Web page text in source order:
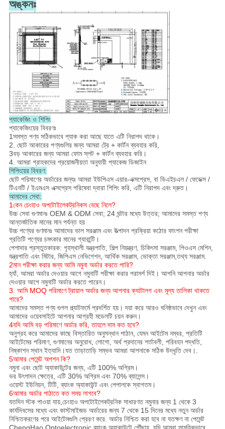
অঙ্কনঃ
প্যাকেজিং ও শিপিং
প্যাকেজিংয়ের বিবরণঃ
1সমস্ত পণ্য সঠিকভাবে প্যাক করা আছে যাতে এটি নিরাপদ থাকে।
2. ছোট আকারের পণ্যগুলির জন্য আমরা ট্রে + কার্টন ব্যবহার করি,
3বড় আকারের জন্য আমরা ফোম স্লট + কার্টন ব্যবহার করি।
4. আমরা গ্রাহকদের প্রয়োজনীয়তা অনুযায়ী প্যাকেজ ডিজাইন
শিপিংয়ের বিবরণ:
ছোট পরিমাণের অর্ডারের জন্যঃ আমরা ইউপিএস এয়ার-এক্সপ্রেস, বা ডিএইচএল / ফেডেক্স /
টিএনটি / ইএমএস এক্সপ্রেস পরিষেবা দ্বারা শিপিং করি, এটি নিরাপদ এবং দ্রুত।
আমাদের সেবা:
1কেন চেংহাও অপটোইলেকট্রনিকস বেছে নিলে?
উচ্চ সেবা গুণমানঃ OEM & ODM সেবা; 24 ঘন্টার মধ্যে উত্তর; আমাদের সমস্ত পণ্য
আন্তর্জাতিক মানের মান পর্যন্ত হয়
উচ্চ পণ্যের গুণমানঃ আমাদের ভাল সরঞ্জাম এবং উত্পাদন প্রক্রিয়া কঠোর ফাংশন পরীক্ষা
প্রতিটি পণ্যের চমৎকার মানের গ্যারান্টি।
পেশাদার প্রস্তুতকারক: গৃহস্থালী যন্ত্রপাতি, শিল্প নিয়ন্ত্রণ, চিকিৎসা সরঞ্জাম, পিওএস মেশিন,
যন্ত্রপাতি এবং মিটার, জিপিএস নেভিগেশন, আর্থিক সরঞ্জাম, ভোক্তা সরঞ্জাম,তথ্য সরঞ্জাম.
2মান পরীক্ষা করার জন্য আমি নমুনা অর্ডার করতে পারি?
হ্যাঁ, আমরা অর্ডার দেওয়ার আগে নমুনাটি পরীক্ষা করার পরামর্শ দিই। আপনি আপনার অর্ডার
দেওয়ার আগে নমুনাটি অর্ডার করতে পারেন।
3. আমি MOQ পরিমাণে ট্রায়াল অর্ডার জন্য আপনার ক্যাটালগ এবং মূল্য তালিকা থাকতে
পারে?
আমাদের সমস্ত পণ্য গুগল প্ল্যাটফর্মে প্রদর্শিত হয়। দয়া করে আরও ঘনিষ্ঠভাবে দেখুন এবং
আমাদের ওয়েবসাইটে আপনার আগ্রহী মডেলটি চয়ন করুন।
4যদি আমি বড় পরিমাণে অর্ডার করি, তাহলে দাম কত হবে?
অনুগ্রহ করে আমাদের কাছে বিস্তারিত অনুসন্ধান পাঠান, যেমন আইটেম নম্বর, প্রতিটি
আইটেমের পরিমাণ, গুণমানের অনুরোধ, লোগো, অর্থ প্রদানের শর্তাবলী, পরিবহন পদ্ধতি,
নিষ্কাশন স্থান ইত্যাদি।যত তাড়াতাড়ি সম্ভব আমরা আপনাকে সঠিক উদ্ধৃতি দেব।.
5আমার পেমেন্ট অপশন কি?
নমুনা এবং ছোট অ্যাকাউন্টের জন্য, এটি 100% অগ্রিম।
ভর উৎপাদন ক্ষেত্রে, এটি 30% অগ্রিম এবং 70% ব্যালেন্স।
ওয়েস্ট ইউনিয়ন, টিটি, ব্যাংক অ্যাকাউন্ট এবং পেপালকে স্বাগতম।
6আমার অর্ডার পাঠাতে কত সময় লাগবে?
যতদিন স্টক পাওয়া যায়,চেংহাও অপটোইলেকট্রনিক সাধারণত নমুনার জন্য 1 থেকে 3
কার্যদিবসের মধ্যে এবং কাস্টমাইজড অর্ডারের জন্য 7 থেকে 15 দিনের মধ্যে নতুন অর্ডার
নিশ্চিতকরণের পরে আইটেমগুলি প্রেরণ করে. অর্ডার নিশ্চিত করা হবে না যতক্ষণ না পেমেন্ট